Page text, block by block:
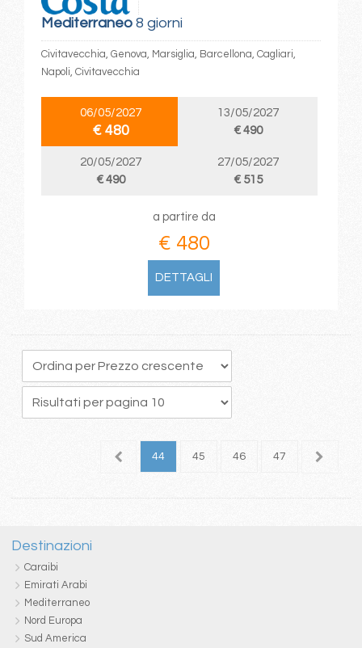
Mediterraneo8 giorni
Civitavecchia, Genova, Marsiglia, Barcellona, Cagliari,
Napoli, Civitavecchia
06/05/2027
€ 480
13/05/2027
€ 490
20/05/2027
€ 490
27/05/2027
€ 515
a partire da
€ 480
DETTAGLI
43 44 45 46 47 48
Destinazioni
Caraibi
Emirati Arabi
Mediterraneo
Nord Europa
Sud America